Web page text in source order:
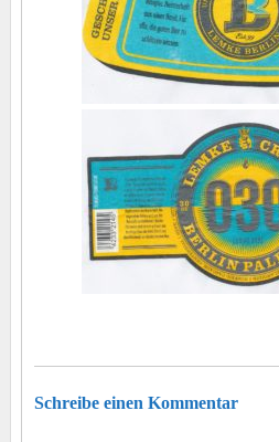
Schreibe einen Kommentar